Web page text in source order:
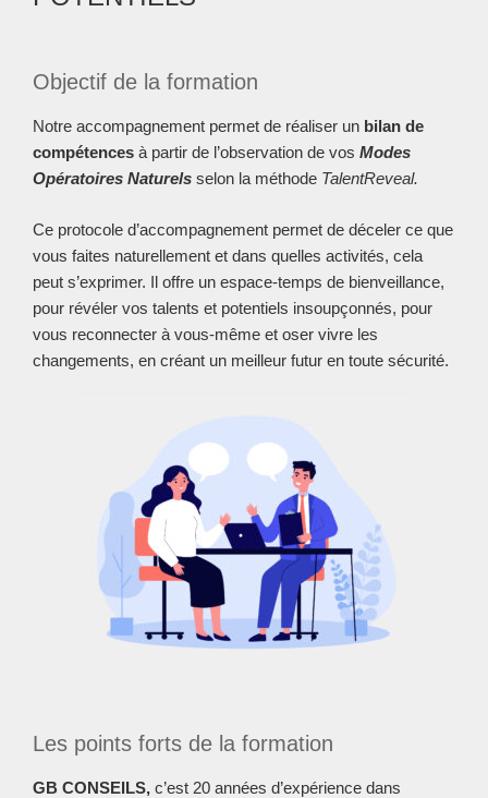
Objectif de la formation
Notre accompagnement permet de réaliser un bilan de
compétences à partir de l’observation de vos Modes
Opératoires Naturels selon la méthode TalentReveal.
Ce protocole d’accompagnement permet de déceler ce que
vous faites naturellement et dans quelles activités, cela
peut s’exprimer. Il offre un espace-temps de bienveillance,
pour révéler vos talents et potentiels insoupçonnés, pour
vous reconnecter à vous-même et oser vivre les
changements, en créant un meilleur futur en toute sécurité.
Les points forts de la formation
GB CONSEILS, c’est 20 années d’expérience dans